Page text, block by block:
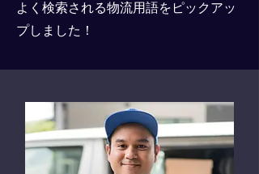
よく検索される物流用語をピックアッ
プしました！